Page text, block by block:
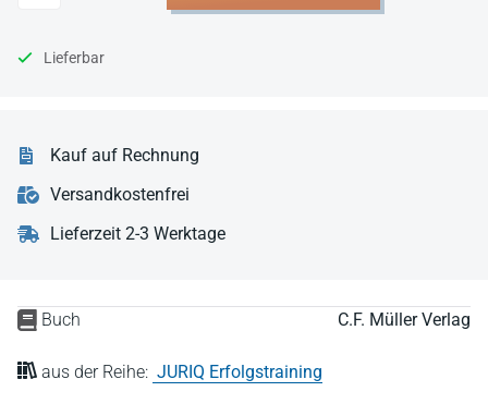
Buch C.F. Müller Verlag
aus der Reihe: JURIQ Erfolgstraining
Lieferbar
Kauf auf Rechnung
Versandkostenfrei
Lieferzeit 2-3 Werktage